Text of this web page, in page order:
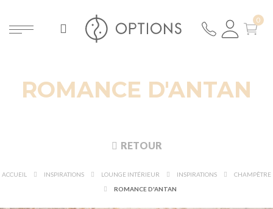
ROMANCE D'ANTAN
RETOUR
ACCUEIL INSPIRATIONS LOUNGE INTÉRIEUR INSPIRATIONS
CHAMPÊTRE
ROMANCE D'ANTAN